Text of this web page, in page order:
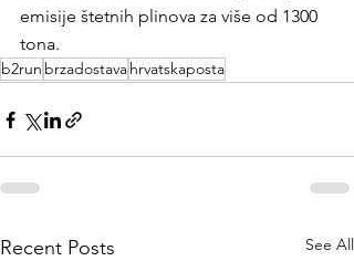
emisije štetnih plinova za više od 1300
tona.
b2run brzadostavahrvatskaposta
Recent Posts See All